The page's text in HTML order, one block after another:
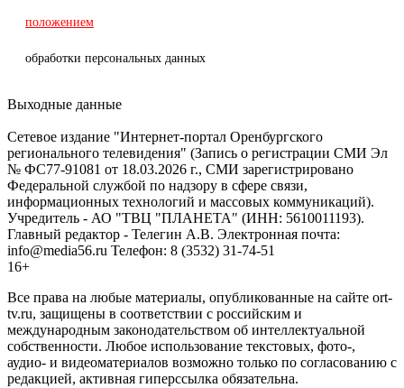
положением
обработки персональных данных
Выходные данные
Сетевое издание "Интернет-портал Оренбургского
регионального телевидения" (Запись о регистрации СМИ Эл
№ ФС77-91081 от 18.03.2026 г., СМИ зарегистрировано
Федеральной службой по надзору в сфере связи,
информационных технологий и массовых коммуникаций).
Учредитель - АО "ТВЦ "ПЛАНЕТА" (ИНН: 5610011193).
Главный редактор - Телегин А.В. Электронная почта:
info@media56.ru Телефон: 8 (3532) 31-74-51
16+
Все права на любые материалы, опубликованные на сайте ort-
tv.ru, защищены в соответствии с российским и
международным законодательством об интеллектуальной
собственности. Любое использование текстовых, фото-,
аудио- и видеоматериалов возможно только по согласованию с
редакцией, активная гиперссылка обязательна.